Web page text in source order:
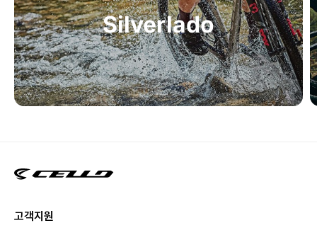
Silverlado
고객지원